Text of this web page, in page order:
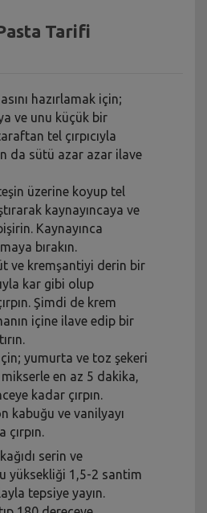
Tarifi
hazırlamak için;
ve unu küçük bir
tel çırpıcıyla
da sütü azar azar ilave
üzerine koyup tel
kaynayıncaya ve
Kaynayınca
bırakın.
ve kremşantiyi derin bir
kar gibi olup
Şimdi de krem
içine ilave edip bir
yumurta ve toz şekeri
en az 5 dakika,
kadar çırpın.
kabuğu ve vanilyayı
çırpın.
serin ve
yüksekliği 1,5-2 santim
tepsiye yayın.